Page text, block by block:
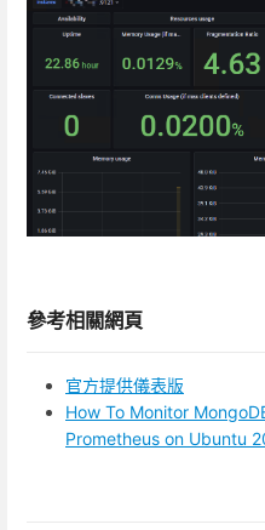
參考相關網頁
官方提供儀表版
How To Monitor
Prometheus on Ubuntu